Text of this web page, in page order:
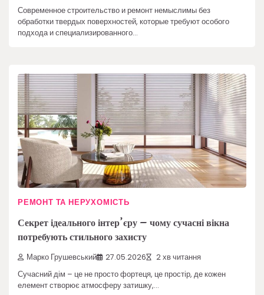
Современное строительство и ремонт немыслимы без
обработки твердых поверхностей, которые требуют особого
подхода и специализированного…
РЕМОНТ ТА НЕРУХОМІСТЬ
Секрет ідеального інтер’єру – чому сучасні вікна
потребують стильного захисту
Марко Грушевський 27.05.2026 2 хв читання
Сучасний дім – це не просто фортеця, це простір, де кожен
елемент створює атмосферу затишку,…